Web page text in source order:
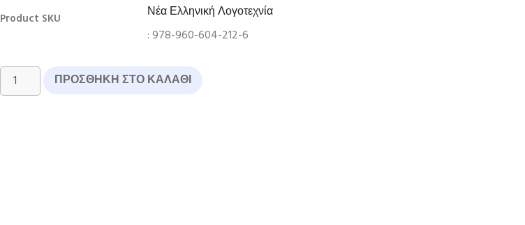
Product SKU
Νέα Ελληνική Λογοτεχνία
: 978-960-604-212-6
ΠΡΟΣΘΉΚΗ ΣΤΟ ΚΑΛΆΘΙ